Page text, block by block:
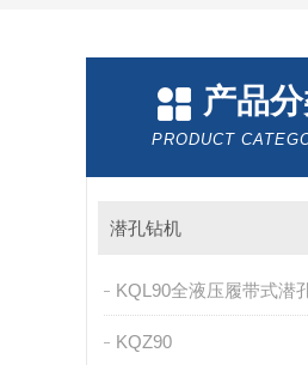
产品
PRODUCT
潜孔钻机
KQL90全液压履带式潜
KQZ90